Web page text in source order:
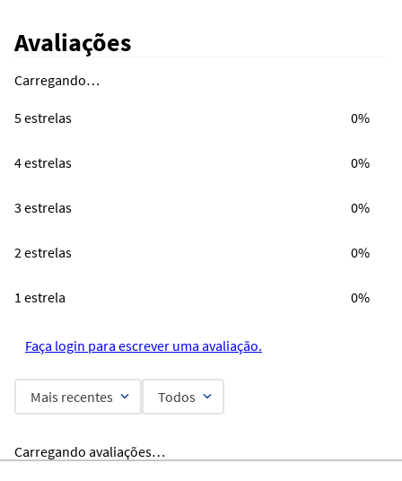
Avaliações
Carregando…
5 estrelas 0%
4 estrelas 0%
3 estrelas 0%
2 estrelas 0%
1 estrela 0%
Faça login para escrever uma avaliação.
Mais recentes Todos
Carregando avaliações…